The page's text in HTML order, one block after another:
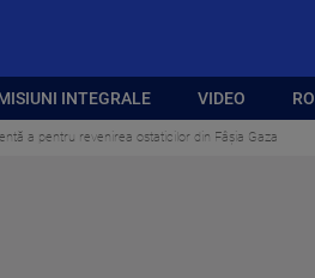
INTEGRALE VIDEO
a pentru revenirea ostaticilor din Fâşia Gaza